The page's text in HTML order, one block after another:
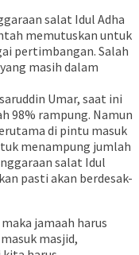
salat Idul Adha
memutuskan untuk
pertimbangan. Salah
masih dalam
Umar, saat ini
98% rampung. Namun
di pintu masuk
menampung jumlah
salat Idul
pasti akan berdesak-
jamaah harus
masjid,